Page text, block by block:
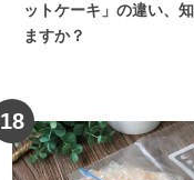
ットケーキ」の違い、
ますか？
18